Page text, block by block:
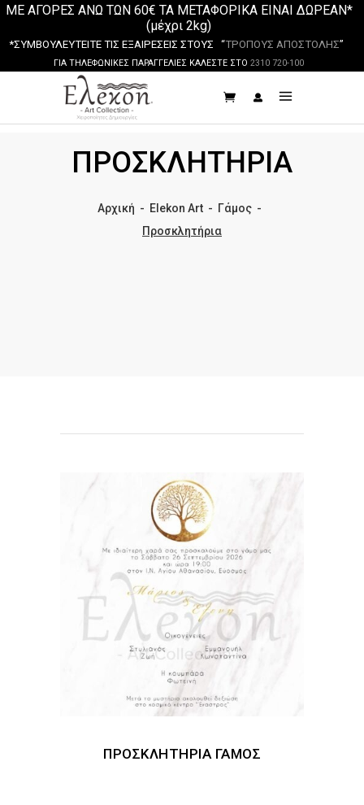
ΜΕ ΑΓΟΡΕΣ ΑΝΩ ΤΩΝ 60€ ΤΑ ΜΕΤΑΦΟΡΙΚΑ ΕΙΝΑΙ ΔΩΡΕΑΝ*
(μέχρι 2kg)
*ΣΥΜΒΟΥΛΕΥΤΕΙΤΕ ΤΙΣ ΕΞΑΙΡΕΣΕΙΣ ΣΤΟΥΣ “ΤΡΟΠΟΥΣ ΑΠΟΣΤΟΛΗΣ”
ΓΙΑ ΤΗΛΕΦΩΝΙΚΕΣ ΠΑΡΑΓΓΕΛΙΕΣ ΚΑΛΕΣΤΕ ΣΤΟ 2310 720-100
ΠΡΟΣΚΛΗΤΉΡΙΑ
Αρχική - Elekon Art - Γάμος -
Προσκλητήρια
ΠΡΟΣΚΛΗΤΉΡΙΑ ΓΆΜΟΣ